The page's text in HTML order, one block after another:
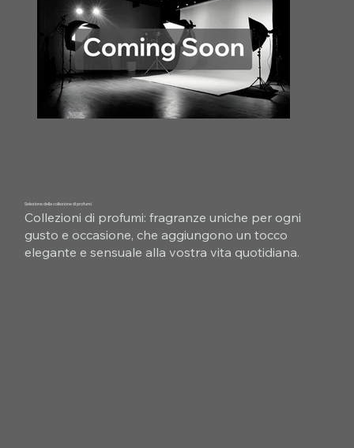
Selezione della collezione di profumi
Collezioni di profumi: fragranze uniche per ogni
gusto e occasione, che aggiungono un tocco
elegante e sensuale alla vostra vita quotidiana.